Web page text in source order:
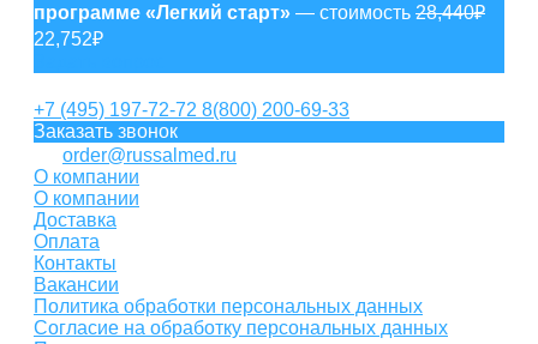
программе «Легкий старт» — стоимость 28,440₽
22,752₽
+7 (495) 197-72-72 8(800) 200-69-33
Заказать звонок
order@russalmed.ru
О компании
О компании
Доставка
Оплата
Контакты
Вакансии
Политика обработки персональных данных
Согласие на обработку персональных данных